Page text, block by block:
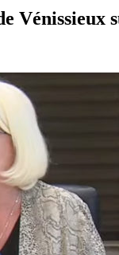
Vénissieux